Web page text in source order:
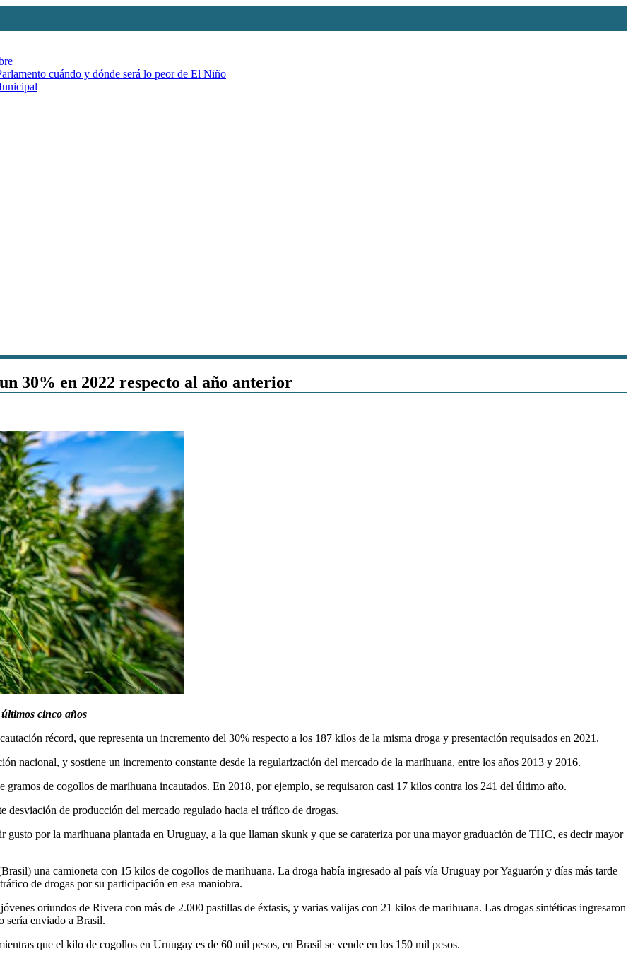
cuándo y dónde será lo peor de El Niño
30% en 2022 respecto al año anterior
últimos cinco años
récord, que representa un incremento del 30% respecto a los 187 kilos de la misma droga y presentación requisados en 2021.
nacional, y sostiene un incremento constante desde la regularización del mercado de la marihuana, entre los años 2013 y 2016.
de cogollos de marihuana incautados. En 2018, por ejemplo, se requisaron casi 17 kilos contra los 241 del último año.
desviación de producción del mercado regulado hacia el tráfico de drogas.
por la marihuana plantada en Uruguay, a la que llaman skunk y que se carateriza por una mayor graduación de THC, es decir mayor
una camioneta con 15 kilos de cogollos de marihuana. La droga había ingresado al país vía Uruguay por Yaguarón y días más tarde
de drogas por su participación en esa maniobra.
oriundos de Rivera con más de 2.000 pastillas de éxtasis, y varias valijas con 21 kilos de marihuana. Las drogas sintéticas ingresaron
sería enviado a Brasil.
que el kilo de cogollos en Uruugay es de 60 mil pesos, en Brasil se vende en los 150 mil pesos.